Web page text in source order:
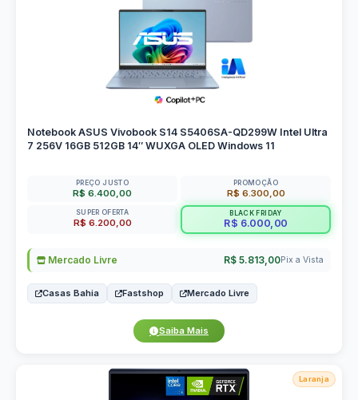
Notebook ASUS Vivobook S14 S5406SA-QD299W Intel Ultra
7 256V 16GB 512GB 14″ WUXGA OLED Windows 11
PREÇO JUSTO
R$ 6.400,00
PROMOÇÃO
R$ 6.300,00
SUPER OFERTA
R$ 6.200,00
BLACK FRIDAY
R$ 6.000,00
Mercado Livre R$ 5.813,00Pix a Vista
Casas Bahia Fastshop Mercado Livre
Saiba Mais
Laranja